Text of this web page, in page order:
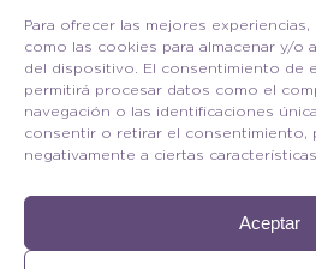
Para ofrecer las mejores
como las cookies para almacenar y/o
del dispositivo. El consentimiento de
permitirá procesar datos como el
navegación o las identificaciones
consentir o retirar el consentimiento,
negativamente a ciertas
Aceptar
RECIBE NUESTRA